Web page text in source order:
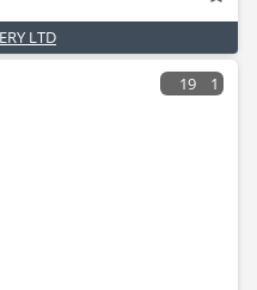
LTD
19 1